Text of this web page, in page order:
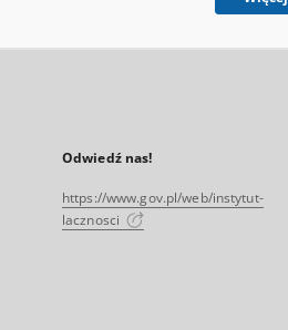
Odwiedź nas!
https://www.gov.pl/web/instytut-
lacznosci